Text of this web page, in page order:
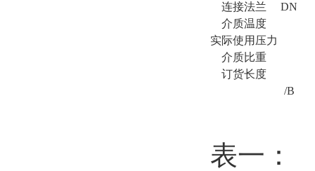
连接法兰
DN
介质温度
实际使用压力
介质比重
订货长度
/B
表一：